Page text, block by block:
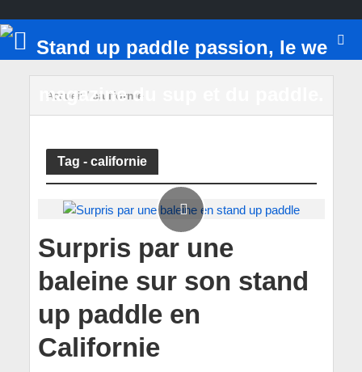
Accueil/ californie
Tag - californie
Surpris par une
baleine sur son stand
up paddle en
Californie